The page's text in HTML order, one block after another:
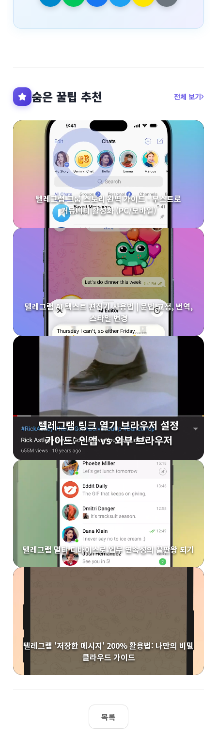
숨은 꿀팁 추천 전체 보기
텔레그램 그룹 스토리 완벽 가이드 - 부스트로
커뮤니티 활성화 (PC/모바일)
텔레그램 AI 텍스트 편집기 사용법 | 문법 교정, 번역,
스타일 변경
텔레그램 링크 열기 브라우저 설정
가이드: 인앱 vs 외부 브라우저
텔레그램 멀티 디바이스로 업무 연속성의 끝판왕 되기
텔레그램 '저장한 메시지' 200% 활용법: 나만의 비밀
클라우드 가이드
목록